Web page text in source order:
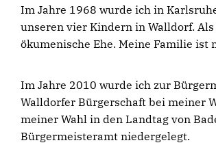
Im Jahre 1968 wurde ich in
unseren vier Kindern in Walldorf.
ökumenische Ehe. Meine Familie
Im Jahre 2010 wurde ich zur
Walldorfer Bürgerschaft bei meiner
meiner Wahl in den Landtag von
Bürgermeisteramt niedergelegt.